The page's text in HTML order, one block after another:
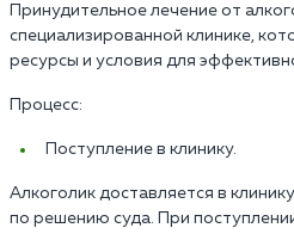
Принудительное лечение от
специализированной клинике,
ресурсы и условия для
Процесс:
Поступление в клинику.
Алкоголик доставляется в
по решению суда. При